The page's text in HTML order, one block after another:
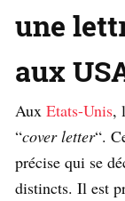
une
aux
Aux Etats-Unis,
“cover letter“.
précise qui se
distincts. Il est